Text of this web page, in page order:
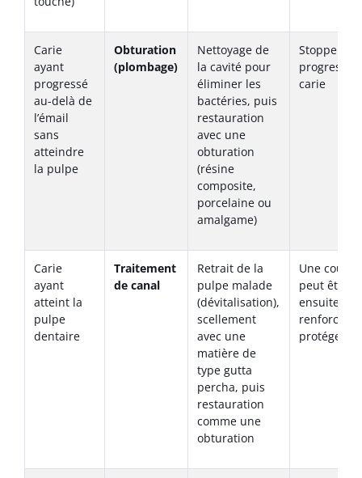
Carie
ayant
progressé
au-delà de
l’émail
sans
atteindre
la pulpe
Obturation
(plombage)
Nettoyage de
la cavité pour
éliminer les
bactéries, puis
restauration
avec une
obturation
(résine
composite,
porcelaine ou
amalgame)
Stoppe la
carie
Carie
ayant
atteint la
pulpe
dentaire
Traitement
de canal
Retrait de la
pulpe malade
(dévitalisation),
scellement
avec une
matière de
type gutta
percha, puis
restauration
comme une
obturation
Une
peut être
ensuite
renforcer
protéger